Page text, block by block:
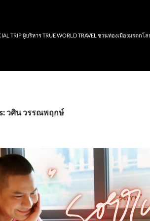
TRIP ผู้บริหาร TRUE WORLD TRAVEL ชวนท่องเมืองมรดกโล
วศิน วรรณพฤกษ์